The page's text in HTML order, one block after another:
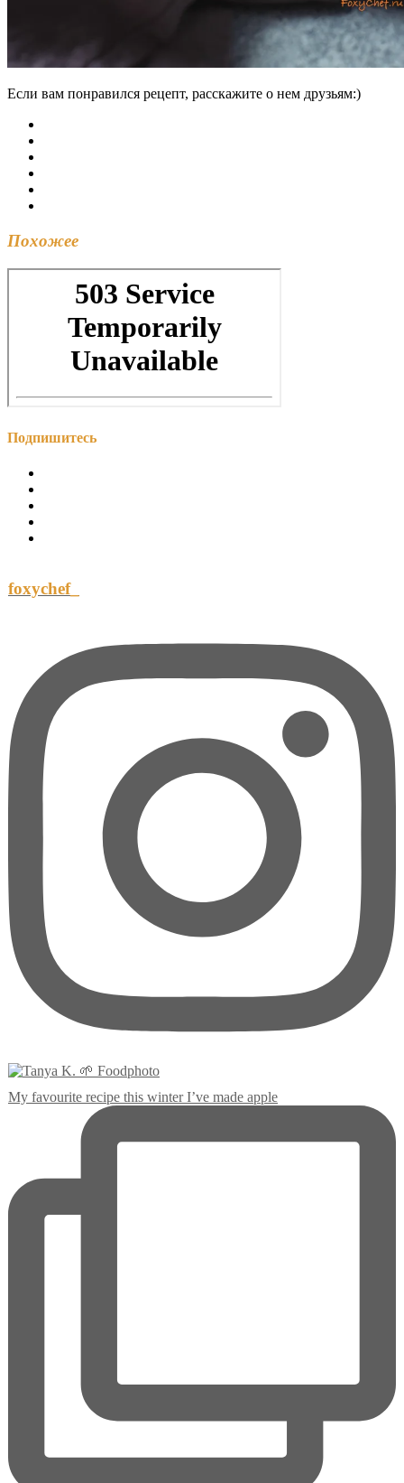
Если вам понравился рецепт, расскажите о нем друзьям:)
Похожее
Подпишитесь
foxychef_
My favourite recipe this winter I’ve made apple